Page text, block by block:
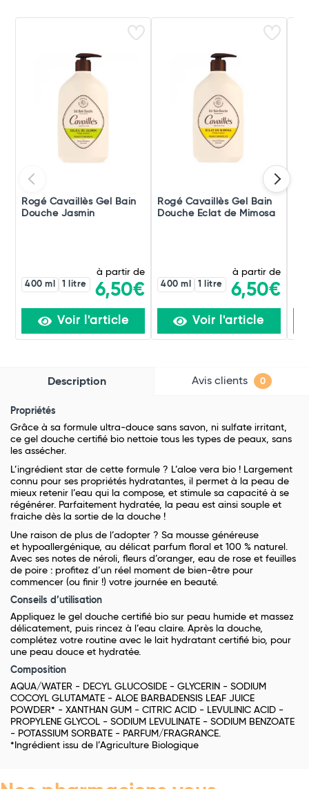
Rogé Cavaillès Gel Bain
Douche Jasmin
400 ml 1 litre
à partir de
6,50€
Voir l'article
Rogé Cavaillès Gel Bain
Douche Eclat de Mimosa
400 ml 1 litre
à partir de
6,50€
Voir l'article
Description Avis clients 0
Propriétés
Grâce à sa formule ultra-douce sans savon, ni sulfate irritant,
ce gel douche certifié bio nettoie tous les types de peaux, sans
les assécher.
L’ingrédient star de cette formule ? L’aloe vera bio ! Largement
connu pour ses propriétés hydratantes, il permet à la peau de
mieux retenir l’eau qui la compose, et stimule sa capacité à se
régénérer. Parfaitement hydratée, la peau est ainsi souple et
fraiche dès la sortie de la douche !
Une raison de plus de l’adopter ? Sa mousse généreuse
et hypoallergénique, au délicat parfum floral et 100 % naturel .
Avec ses notes de néroli, fleurs d’oranger, eau de rose et feuilles
de poire : profitez d’un réel moment de bien-être pour
commencer (ou finir !) votre journée en beauté.
Conseils d’utilisation
Appliquez le gel douche certifié bio sur peau humide et massez
délicatement, puis rincez à l’eau claire. Après la douche,
complétez votre routine avec le lait hydratant certifié bio, pour
une peau douce et hydratée.
Composition
AQUA/WATER - DECYL GLUCOSIDE - GLYCERIN - SODIUM
COCOYL GLUTAMATE - ALOE BARBADENSIS LEAF JUICE
POWDER* - XANTHAN GUM - CITRIC ACID - LEVULINIC ACID -
PROPYLENE GLYCOL - SODIUM LEVULINATE - SODIUM BENZOATE
- POTASSIUM SORBATE - PARFUM/FRAGRANCE.
*Ingrédient issu de l’Agriculture Biologique